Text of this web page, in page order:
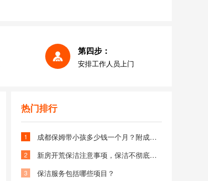
第四步：
安排工作人员上门
热门排行
1 成都保姆带小孩多少钱一个月？附成都保姆价格表
2 新房开荒保洁注意事项，保洁不彻底后期入住后患无穷！
3 保洁服务包括哪些项目？